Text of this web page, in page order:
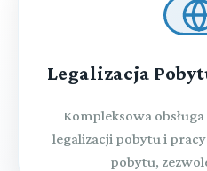
Legalizacja
Kompleksowa
legalizacji pobytu i
pobytu,